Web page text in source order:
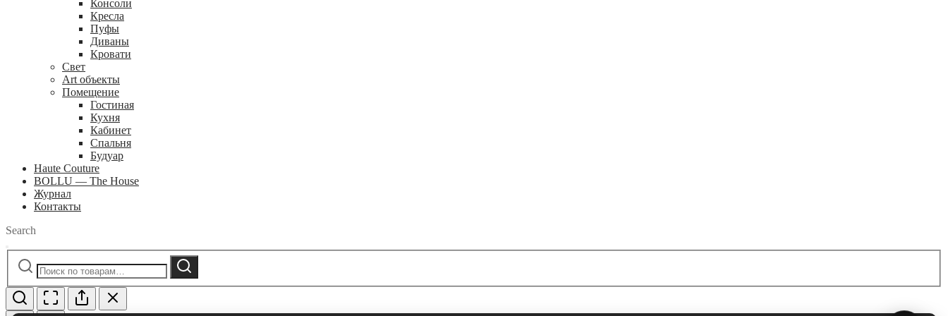
Консоли
Кресла
Пуфы
Диваны
Кровати
Свет
Art объекты
Помещение
Гостиная
Кухня
Кабинет
Спальня
Будуар
Haute Couture
BOLLU — The House
Журнал
Контакты
Search
Искать:
Поиск